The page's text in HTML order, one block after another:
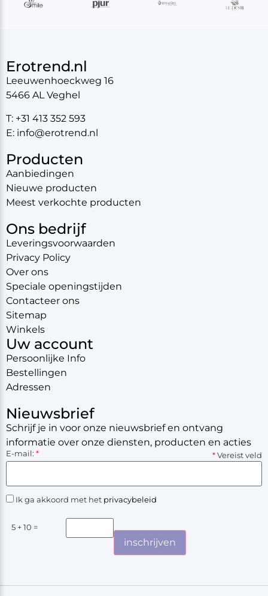
Erotrend.nl
Leeuwenhoeckweg 16
5466 AL Veghel
T: +31 413 352 593
E: info@erotrend.nl
Producten
Aanbiedingen
Nieuwe producten
Meest verkochte producten
Ons bedrijf
Leveringsvoorwaarden
Privacy Policy
Over ons
Speciale openingstijden
Contacteer ons
Sitemap
Winkels
Uw account
Persoonlijke Info
Bestellingen
Adressen
Nieuwsbrief
Schrijf je in voor onze nieuwsbrief en ontvang
informatie over onze diensten, producten en acties
* Vereist veld
E-mail: *
Ik ga akkoord met het privacybeleid
5 + 10 =